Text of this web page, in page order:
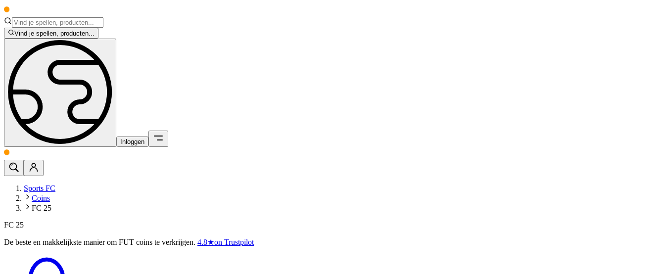
Vind je spellen, producten...
Inloggen
Sports FC
Coins
FC 25
FC 25
De beste en makkelijkste manier om FUT coins te verkrijgen. 4.8★on Trustpilot